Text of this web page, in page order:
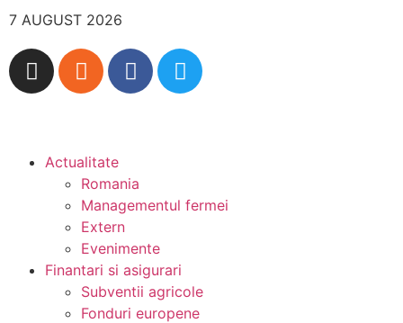
7 AUGUST 2026
Actualitate
Romania
Managementul fermei
Extern
Evenimente
Finantari si asigurari
Subventii agricole
Fonduri europene